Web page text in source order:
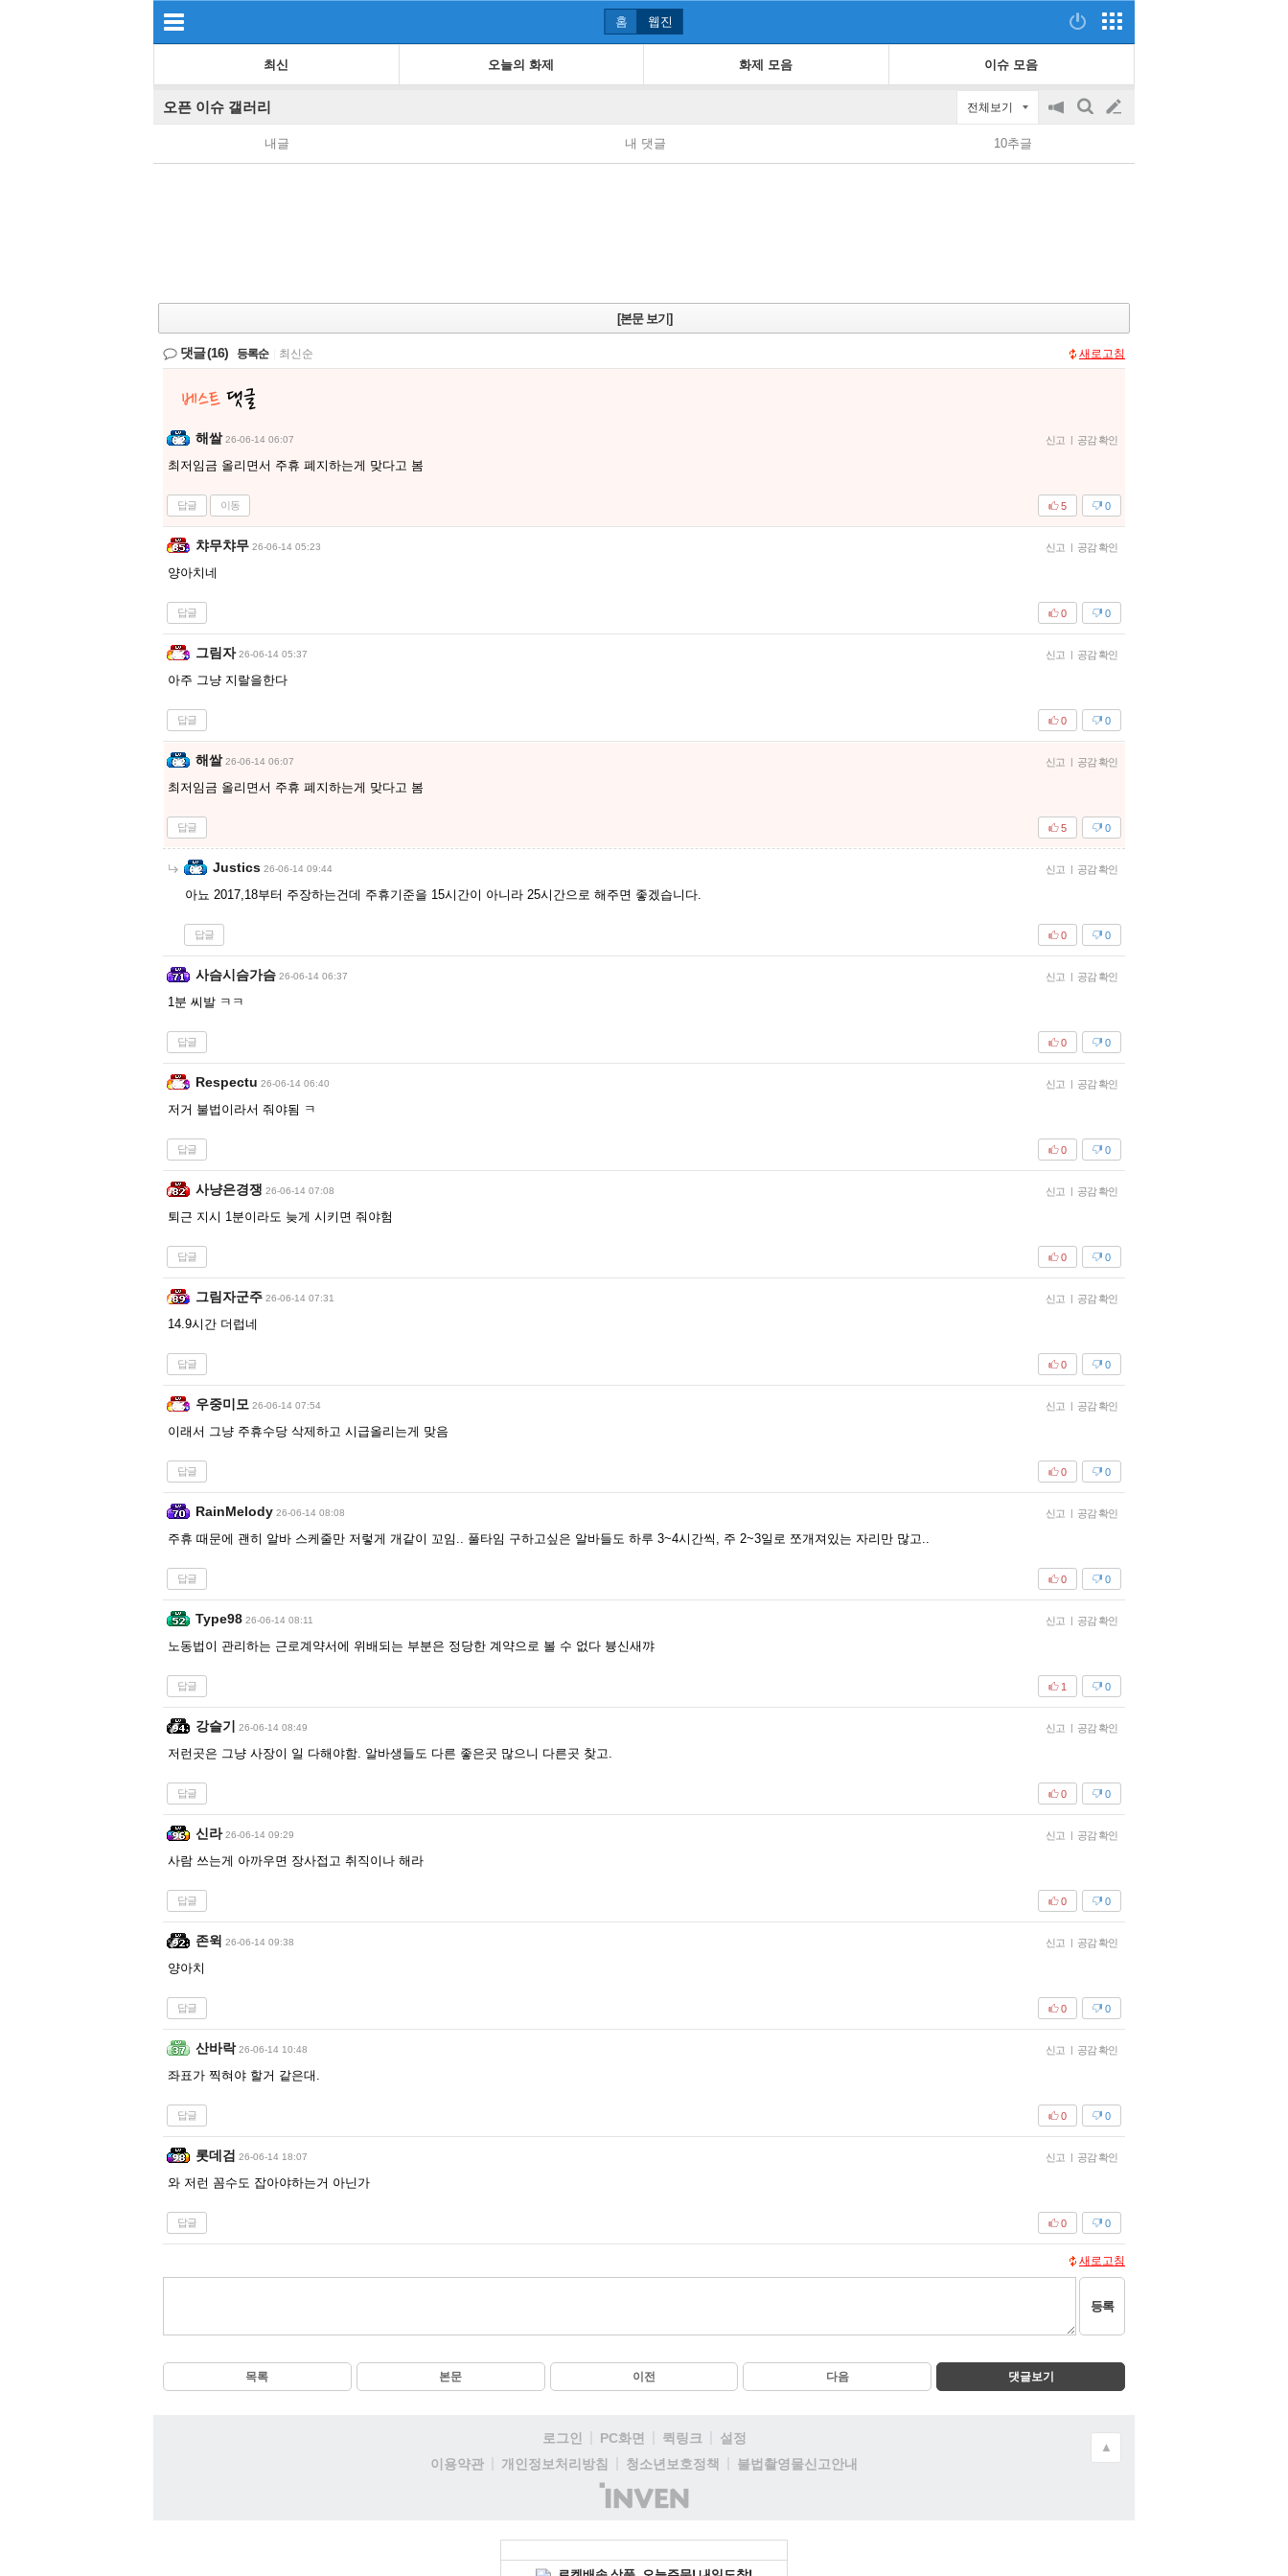
홈 웹진
최신 오늘의 화제 화제 모음 이슈 모음
오픈 이슈 갤러리 전체보기
공
on/off
검
글
쓰
내글 내 댓글 10추글
[본문 보기]
댓글(16) 등록순 최신순 새로고침
해쌀 26-06-14 06:07 신고 | 공감 확인
최저임금 올리면서 주휴 폐지하는게 맞다고 봄
답글 이동 0
5
챠무챠무 26-06-14 05:23 신고 | 공감 확인
양아치네
답글 0
0
그림자 26-06-14 05:37 신고 | 공감 확인
아주 그냥 지랄을한다
답글 0
0
해쌀 26-06-14 06:07 신고 | 공감 확인
최저임금 올리면서 주휴 폐지하는게 맞다고 봄
답글 0
5
Justics 26-06-14 09:44 신고 | 공감 확인
아뇨 2017,18부터 주장하는건데 주휴기준을 15시간이 아니라 25시간으로 해주면 좋겠습니다.
답글 0
0
사슴시슴가슴 26-06-14 06:37 신고 | 공감 확인
1분 씨발 ㅋㅋ
답글 0
0
Respectu 26-06-14 06:40 신고 | 공감 확인
저거 불법이라서 줘야됨 ㅋ
답글 0
0
사냥은경쟁 26-06-14 07:08 신고 | 공감 확인
퇴근 지시 1분이라도 늦게 시키면 줘야험
답글 0
0
그림자군주 26-06-14 07:31 신고 | 공감 확인
14.9시간 더럽네
답글 0
0
우중미모 26-06-14 07:54 신고 | 공감 확인
이래서 그냥 주휴수당 삭제하고 시급올리는게 맞음
답글 0
0
RainMelody 26-06-14 08:08 신고 | 공감 확인
주휴 때문에 괜히 알바 스케줄만 저렇게 개같이 꼬임.. 풀타임 구하고싶은 알바들도 하루 3~4시간씩, 주 2~3일로 쪼개져있는 자리만 많고..
답글 0
0
Type98 26-06-14 08:11 신고 | 공감 확인
노동법이 관리하는 근로계약서에 위배되는 부분은 정당한 계약으로 볼 수 없다 븅신새꺄
답글 0
1
강슬기 26-06-14 08:49 신고 | 공감 확인
저런곳은 그냥 사장이 일 다해야함. 알바생들도 다른 좋은곳 많으니 다른곳 찾고.
답글 0
0
신라 26-06-14 09:29 신고 | 공감 확인
사람 쓰는게 아까우면 장사접고 취직이나 해라
답글 0
0
존윅 26-06-14 09:38 신고 | 공감 확인
양아치
답글 0
0
산바락 26-06-14 10:48 신고 | 공감 확인
좌표가 찍혀야 할거 같은대.
답글 0
0
롯데검 26-06-14 18:07 신고 | 공감 확인
와 저런 꼼수도 잡아야하는거 아닌가
답글 0
0
새로고침
등록
목록 본문 이전 다음 댓글보기
로그인 PC화면 퀵링크
설정
이용약관
개인정보처리방침 청소년보호정책
불법촬영물신고안내
(주)
인
▲